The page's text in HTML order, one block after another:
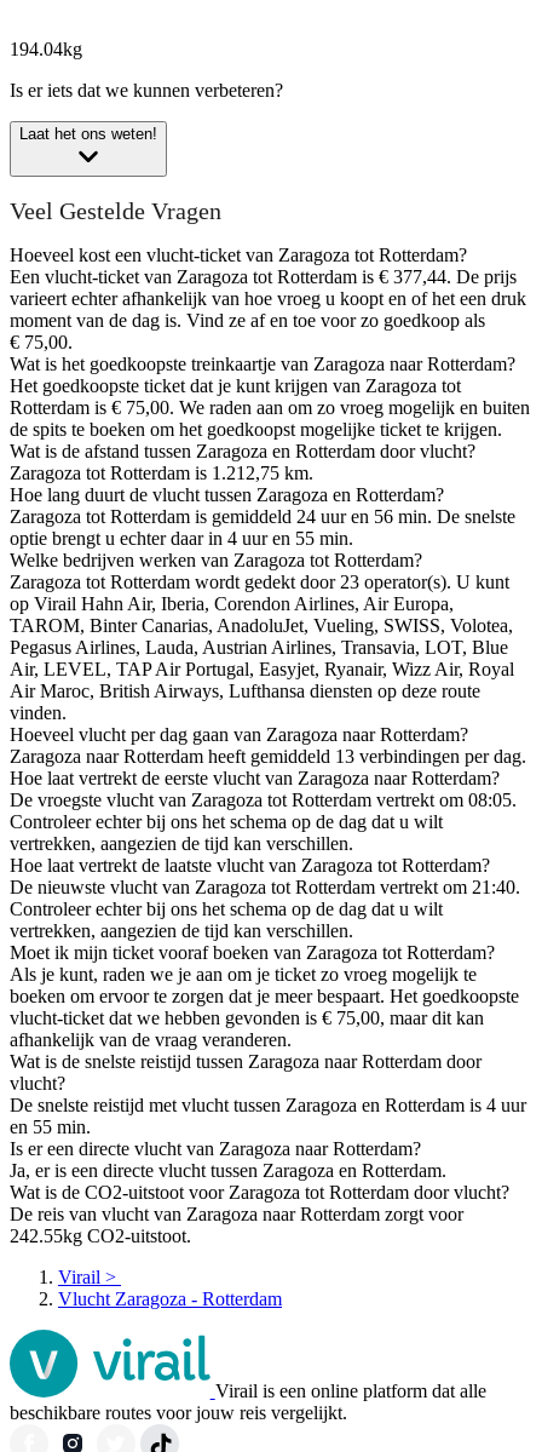
194.04kg
Is er iets dat we kunnen verbeteren?
Laat het ons weten!
Veel Gestelde Vragen
Hoeveel kost een vlucht-ticket van Zaragoza tot Rotterdam?
Een vlucht-ticket van Zaragoza tot Rotterdam is € 377,44. De prijs
varieert echter afhankelijk van hoe vroeg u koopt en of het een druk
moment van de dag is. Vind ze af en toe voor zo goedkoop als
€ 75,00.
Wat is het goedkoopste treinkaartje van Zaragoza naar Rotterdam?
Het goedkoopste ticket dat je kunt krijgen van Zaragoza tot
Rotterdam is € 75,00. We raden aan om zo vroeg mogelijk en buiten
de spits te boeken om het goedkoopst mogelijke ticket te krijgen.
Wat is de afstand tussen Zaragoza en Rotterdam door vlucht?
Zaragoza tot Rotterdam is 1.212,75 km.
Hoe lang duurt de vlucht tussen Zaragoza en Rotterdam?
Zaragoza tot Rotterdam is gemiddeld 24 uur en 56 min. De snelste
optie brengt u echter daar in 4 uur en 55 min.
Welke bedrijven werken van Zaragoza tot Rotterdam?
Zaragoza tot Rotterdam wordt gedekt door 23 operator(s). U kunt
op Virail Hahn Air, Iberia, Corendon Airlines, Air Europa,
TAROM, Binter Canarias, AnadoluJet, Vueling, SWISS, Volotea,
Pegasus Airlines, Lauda, Austrian Airlines, Transavia, LOT, Blue
Air, LEVEL, TAP Air Portugal, Easyjet, Ryanair, Wizz Air, Royal
Air Maroc, British Airways, Lufthansa diensten op deze route
vinden.
Hoeveel vlucht per dag gaan van Zaragoza naar Rotterdam?
Zaragoza naar Rotterdam heeft gemiddeld 13 verbindingen per dag.
Hoe laat vertrekt de eerste vlucht van Zaragoza naar Rotterdam?
De vroegste vlucht van Zaragoza tot Rotterdam vertrekt om 08:05.
Controleer echter bij ons het schema op de dag dat u wilt
vertrekken, aangezien de tijd kan verschillen.
Hoe laat vertrekt de laatste vlucht van Zaragoza tot Rotterdam?
De nieuwste vlucht van Zaragoza tot Rotterdam vertrekt om 21:40.
Controleer echter bij ons het schema op de dag dat u wilt
vertrekken, aangezien de tijd kan verschillen.
Moet ik mijn ticket vooraf boeken van Zaragoza tot Rotterdam?
Als je kunt, raden we je aan om je ticket zo vroeg mogelijk te
boeken om ervoor te zorgen dat je meer bespaart. Het goedkoopste
vlucht-ticket dat we hebben gevonden is € 75,00, maar dit kan
afhankelijk van de vraag veranderen.
Wat is de snelste reistijd tussen Zaragoza naar Rotterdam door
vlucht?
De snelste reistijd met vlucht tussen Zaragoza en Rotterdam is 4 uur
en 55 min.
Is er een directe vlucht van Zaragoza naar Rotterdam?
Ja, er is een directe vlucht tussen Zaragoza en Rotterdam.
Wat is de CO2-uitstoot voor Zaragoza tot Rotterdam door vlucht?
De reis van vlucht van Zaragoza naar Rotterdam zorgt voor
242.55kg CO2-uitstoot.
Virail >
Vlucht Zaragoza - Rotterdam
Virail is een online platform dat alle
beschikbare routes voor jouw reis vergelijkt.